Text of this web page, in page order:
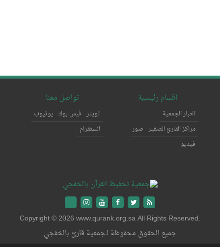
أقسام رئيسية
اخبار الجمعية
مراكز القارئ الصغير صور
فيديو
تواصل معنا
تويتر فيس بوك يوتيوب
انستقرام
Copyright © 2026 www.qurank.org.sa All Rights Reserved.
جميع الحقوق محفوظة لـجمعية قارئ بالخفجي